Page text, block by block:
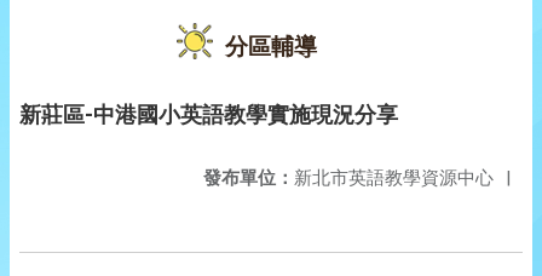
分區輔導
新莊區-中港國小英語教學實施現況分享
發布單位： 新北市英語教學資源中心 |